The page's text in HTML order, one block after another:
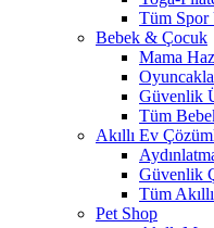
Tüm Spor
Bebek & Çocuk
Mama
Güvenlik
Tüm
Akıllı Ev
Güvenlik
Tüm
Pet Shop